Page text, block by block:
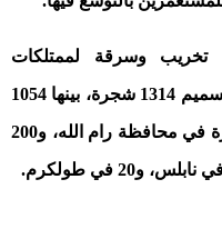
355 عملية تخريب وسرقة لممتلكات
المواطنين، تسببت باقتلاع وتخريب وتسميم 1314 شجرة، بينها 1054
شجرة زيتون، توزعت بواقع 731 شجرة في محافظة رام الله، و200
.